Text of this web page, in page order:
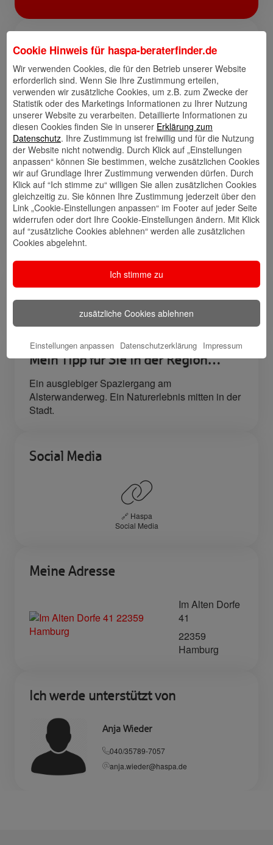
Kontakt
speichern
Walletkarte
hinzufügen
Rückrufwunsch
Website
🎊 Haspa-
Veranstaltungen
🎯 Service-
Center
🎁 Kunden
werben
Kunden
Meine Qualifikation
Sparkassenfachwirt, Bankbetriebswirt
Mein Tipp für Sie in der Region…
Ein ausgiebiger Spaziergang am
Alsterwanderweg. Ein Naturerlebnis mitten in der
Stadt.
Social Media
🔗 Haspa
Social Media
Meine Adresse
Im Alten Dorfe
41
22359
Hamburg
Ich werde unterstützt von
Anja Wieder
040/35789-7057
anja.wieder@haspa.de
Cookie Hinweis für haspa-beraterfinder.de
Wir verwenden Cookies, die für den Betrieb unserer Website
erforderlich sind. Wenn Sie Ihre Zustimmung erteilen,
verwenden wir zusätzliche Cookies, um z.B. zum Zwecke der
Statistik oder des Marketings Informationen zu Ihrer Nutzung
unserer Website zu verarbeiten. Detaillierte Informationen zu
diesen Cookies finden Sie in unserer Erklärung zum
Datenschutz. Ihre Zustimmung ist freiwillig und für die Nutzung
der Website nicht notwendig. Durch Klick auf „Einstellungen
anpassen“ können Sie bestimmen, welche zusätzlichen Cookies
wir auf Grundlage Ihrer Zustimmung verwenden dürfen. Durch
Klick auf “Ich stimme zu“ willigen Sie allen zusätzlichen Cookies
gleichzeitig zu. Sie können Ihre Zustimmung jederzeit über den
Link „Cookie-Einstellungen anpassen“ im Footer auf jeder Seite
widerrufen oder dort Ihre Cookie-Einstellungen ändern. Mit Klick
auf “zusätzliche Cookies ablehnen“ werden alle zusätzlichen
Cookies abgelehnt.
Ich stimme zu
zusätzliche Cookies ablehnen
Einstellungen anpassen Datenschutzerklärung Impressum